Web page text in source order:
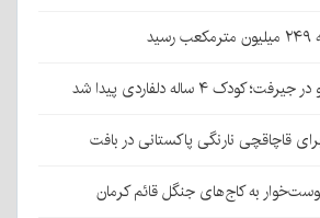
۴ ساله دلفاردی پیدا شد
به کاج‌های جنگل قائم کرمان